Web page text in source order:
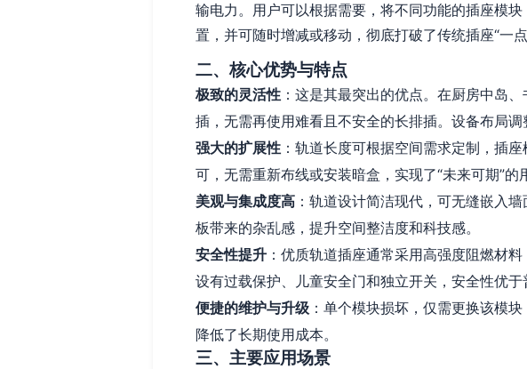
输电力。用户可以根据需要，将不同功能的插座模
置，并可随时增减或移动，彻底打破了传统插座“一点
二、核心优势与特点
极致的灵活性 ：这是其最突出的优点。在厨房中岛
插，无需再使用难看且不安全的长排插。设备布局
强大的扩展性 ：轨道长度可根据空间需求定制，插
可，无需重新布线或安装暗盒，实现了“未来可期”的
美观与集成度高 ：轨道设计简洁现代，可无缝嵌入
板带来的杂乱感，提升空间整洁度和科技感。
安全性提升 ：优质轨道插座通常采用高强度阻燃材
设有过载保护、儿童安全门和独立开关，安全性优于
便捷的维护与升级 ：单个模块损坏，仅需更换该模
降低了长期使用成本。
三、主要应用场景